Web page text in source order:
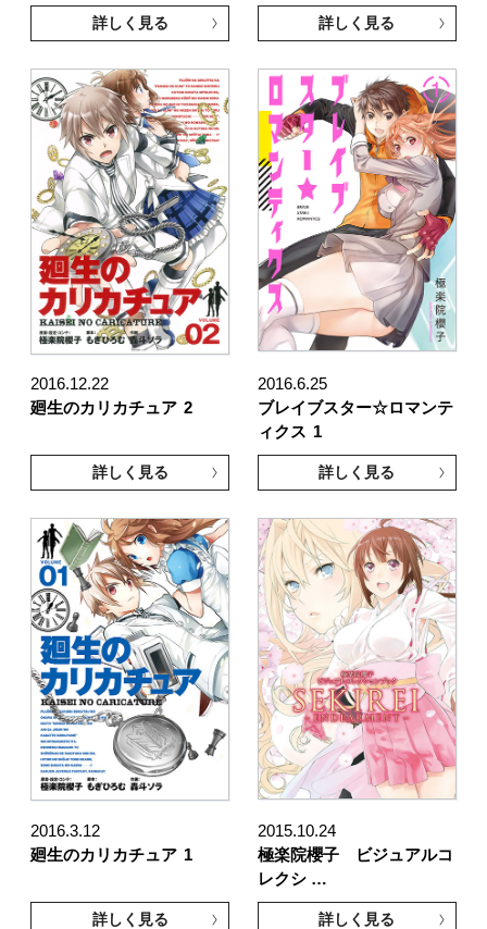
詳しく見る 詳しく見る
2016.12.22
廻生のカリカチュア 2
詳しく見る
2016.6.25
ブレイブスター☆ロマンテ
ィクス 1
詳しく見る
2016.3.12
廻生のカリカチュア 1
詳しく見る
2015.10.24
極楽院櫻子 ビジュアルコ
レクシ …
詳しく見る